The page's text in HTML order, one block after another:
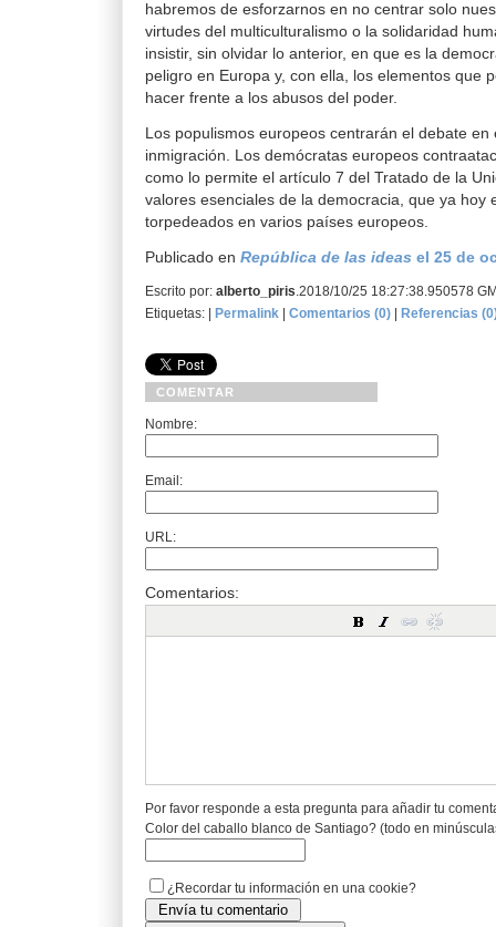
habremos de esforzarnos en no centrar solo
virtudes del multiculturalismo o la solidaridad
insistir, sin olvidar lo anterior, en que es la
peligro en Europa y, con ella, los elementos que
hacer frente a los abusos del poder.
Los populismos europeos centrarán el debate
inmigración. Los demócratas europeos
como lo permite el artículo 7 del Tratado de la
valores esenciales de la democracia, que ya hoy
torpedeados en varios países europeos.
Publicado en República de las ideas el 25 de
Escrito por: alberto_piris .2018/10/25 18:27:38.950578
Etiquetas: | Permalink | Comentarios (0) | Referencias
COMENTAR
Nombre:
Email:
URL:
Comentarios:
Por favor responde a esta pregunta para añadir tu
Color del caballo blanco de Santiago? (todo en
¿Recordar tu información en una cookie?